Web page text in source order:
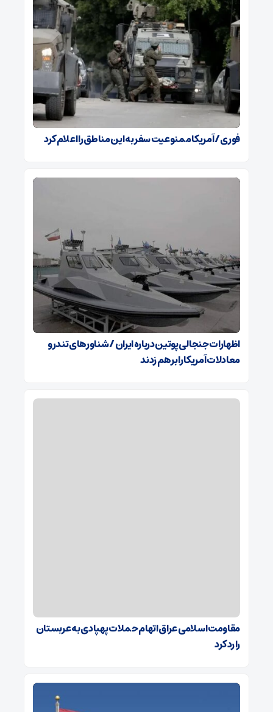
فوری / آمریکا ممنوعیت سفر به این مناطق را اعلام کرد
اظهارات جنجالی پوتین درباره ایران / شناورهای تندرو
معادلات آمریکا را برهم زدند
مقاومت اسلامی عراق اتهام حملات پهپادی به عربستان
را رد کرد